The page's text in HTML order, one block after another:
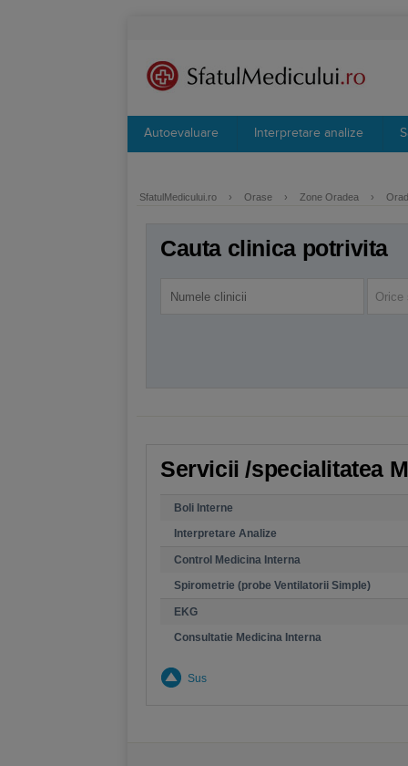
Autoevaluare Interpretare analize
SfatulMedicului.ro › Orase › Zone Oradea ›
Cauta clinica potrivita
Orice
Servicii /specialitatea
Boli Interne
Interpretare Analize
Control Medicina Interna
Spirometrie (probe Ventilatorii Simple)
EKG
Consultatie Medicina Interna
Sus